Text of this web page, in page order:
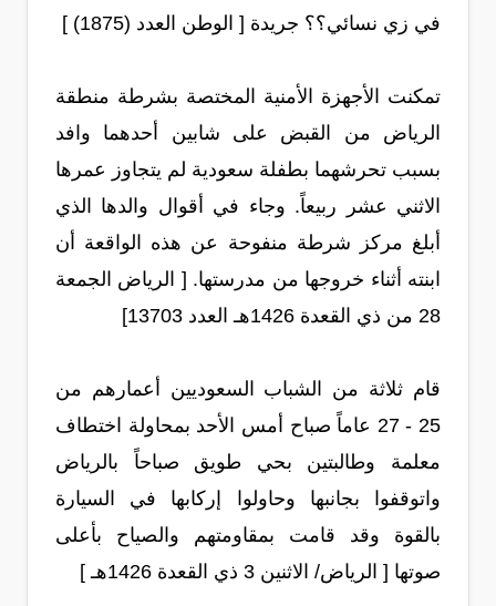
في زي نسائي؟؟ جريدة [ الوطن العدد (1875) ]
تمكنت الأجهزة الأمنية المختصة بشرطة منطقة
الرياض من القبض على شابين أحدهما وافد
بسبب تحرشهما بطفلة سعودية لم يتجاوز عمرها
الاثني عشر ربيعاً. وجاء في أقوال والدها الذي
أبلغ مركز شرطة منفوحة عن هذه الواقعة أن
ابنته أثناء خروجها من مدرستها. [ الرياض الجمعة
28 من ذي القعدة 1426هـ العدد 13703]
قام ثلاثة من الشباب السعوديين أعمارهم من
25 - 27 عاماً صباح أمس الأحد بمحاولة اختطاف
معلمة وطالبتين بحي طويق صباحاً بالرياض
واتوقفوا بجانبها وحاولوا إركابها في السيارة
بالقوة وقد قامت بمقاومتهم والصياح بأعلى
صوتها [ الرياض/ الاثنين 3 ذي القعدة 1426هـ ]